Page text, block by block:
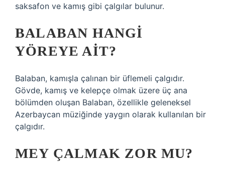
saksafon ve kamış gibi çalgılar bulunur.
BALABAN HANGI
YÖREYE AIT?
Balaban, kamışla çalınan bir üflemeli çalgıdır.
Gövde, kamış ve kelepçe olmak üzere üç ana
bölümden oluşan Balaban, özellikle geleneksel
Azerbaycan müziğinde yaygın olarak kullanılan bir
çalgıdır.
MEY ÇALMAK ZOR MU?